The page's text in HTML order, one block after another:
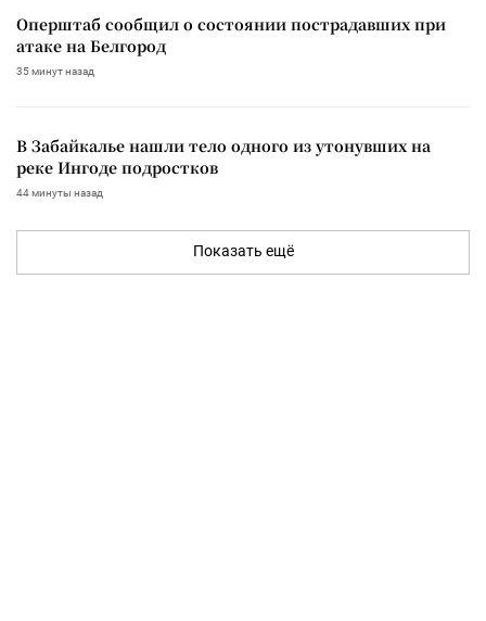
Оперштаб сообщил о состоянии пострадавших при
атаке на Белгород
35 минут назад
В Забайкалье нашли тело одного из утонувших на
реке Ингоде подростков
44 минуты назад
Показать ещё